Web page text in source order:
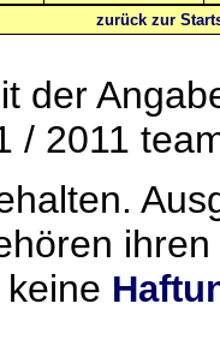
zurück zur
der
/ 2011